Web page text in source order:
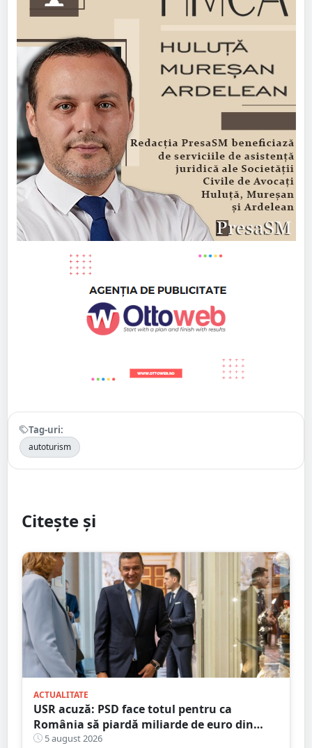
Tag-uri:
autoturism
Citește și
ACTUALITATE
USR acuză: PSD face totul pentru ca
România să piardă miliarde de euro din
PNRR
5 august 2026